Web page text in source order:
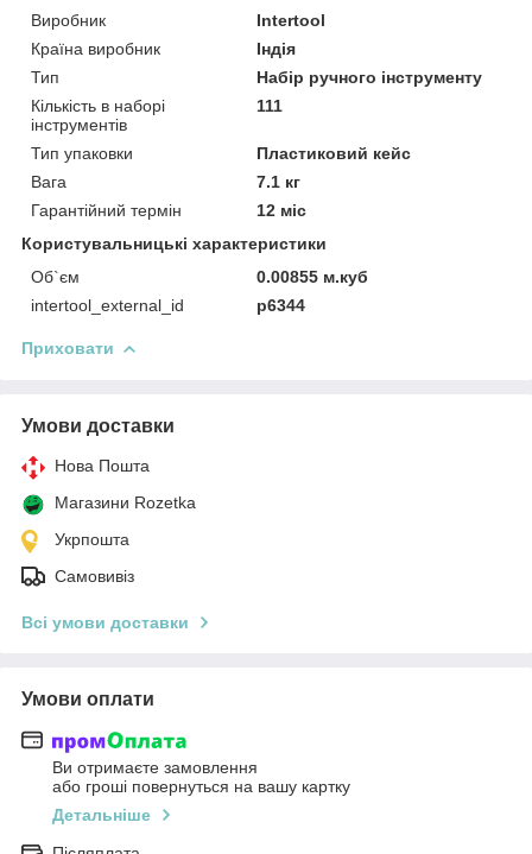
Виробник
Intertool
Країна виробник
Індія
Тип
Набір ручного інструменту
Кількість в наборі
інструментів
111
Тип упаковки
Пластиковий кейс
Вага
7.1 кг
Гарантійний термін
12 міс
Користувальницькі характеристики
Об`єм
0.00855 м.куб
intertool_external_id
p6344
Приховати
Умови доставки
Нова Пошта
Магазини Rozetka
Укрпошта
Самовивіз
Всі умови доставки
Умови оплати
Ви отримаєте замовлення
або гроші повернуться на вашу картку
Детальніше